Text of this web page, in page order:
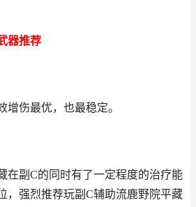
器推荐
增伤最优，也最稳定。
在副C的同时有了一定程度的治疗能
，强烈推荐玩副C辅助流鹿野院平藏